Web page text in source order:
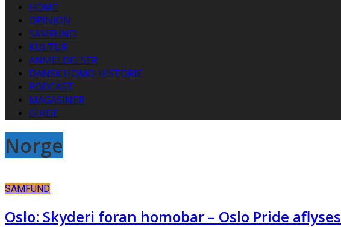
HOME
OPINION
SAMFUND
KULTUR
ANMELDELSER
DANSK HOMO-HISTORIE
PODCAST
MAGASINER
GUIDE
Norge
SAMFUND
Oslo: Skyderi foran homobar – Oslo Pride aflyses